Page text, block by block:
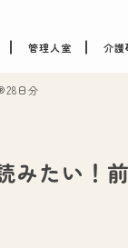
管理人室 介護
日分
みたい！